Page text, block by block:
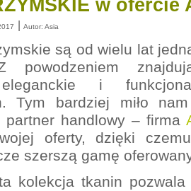
w ofercie
| Autor: Asia
są od wielu lat
powodzeniem
i
Tym bardziej miło
partner handlowy – firma
oferty, dzięki
szerszą gamę
tkanin pozwala